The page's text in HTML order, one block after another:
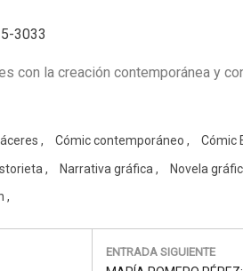
3033
con la creación contemporánea y
Cómic contemporáneo Cómic
Narrativa gráfica Novela
ENTRADA SIGUIENTE